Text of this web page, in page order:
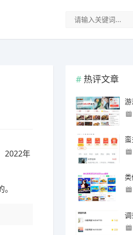
2022年
热评文章